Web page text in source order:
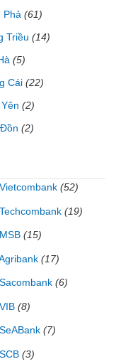
Phả (61)
Triều (14)
(5)
Cái (22)
(2)
(2)
Vietcombank (52)
Techcombank (19)
MSB (15)
(17)
Sacombank (6)
VIB (8)
SeABank (7)
SCB (3)